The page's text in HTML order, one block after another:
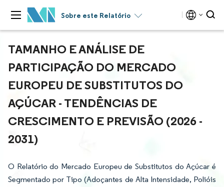
Sobre este Relatório
TAMANHO E ANÁLISE DE
PARTICIPAÇÃO DO MERCADO
EUROPEU DE SUBSTITUTOS DO
AÇÚCAR - TENDÊNCIAS DE
CRESCIMENTO E PREVISÃO (2026 -
2031)
O Relatório do Mercado Europeu de Substitutos do Açúcar é
Segmentado por Tipo (Adoçantes de Alta Intensidade, Polióis